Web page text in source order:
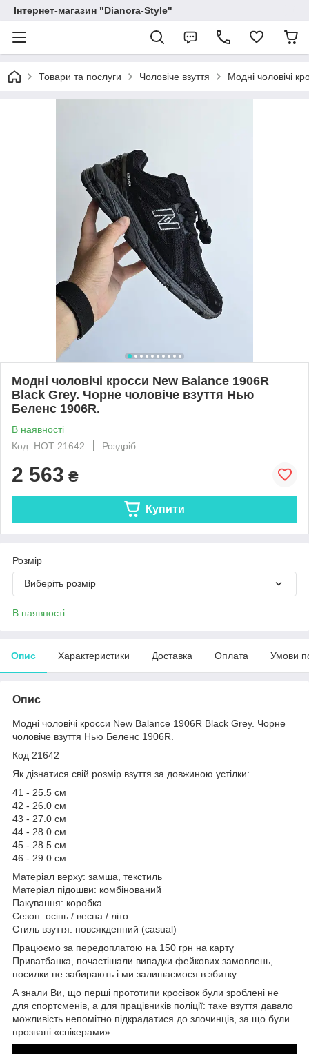
Інтернет-магазин "Dianora-Style"
Товари та послуги Чоловіче взуття Модні чоловічі
Модні чоловічі кросси New Balance 1906R
Black Grey. Чорне чоловіче взуття Нью
Беленс 1906R.
В наявності
Код: HOT 21642
Роздріб
2 563 ₴
Купити
Розмір
Виберіть розмір
В наявності
Опис Характеристики Доставка Оплата Умови
Опис
Модні чоловічі кросси New Balance 1906R Black Grey. Чорне
чоловіче взуття Нью Беленс 1906R.
Код 21642
Як дізнатися свій розмір взуття за довжиною устілки:
41 - 25.5 см
42 - 26.0 см
43 - 27.0 см
44 - 28.0 см
45 - 28.5 см
46 - 29.0 см
Матеріал верху: замша, текстиль
Матеріал підошви: комбінований
Пакування: коробка
Сезон: осінь / весна / літо
Стиль взуття: повсякденний (casual)
Працюємо за передоплатою на 150 грн на карту
Приватбанка, почастішали випадки фейкових замовлень,
посилки не забирають і ми залишаємося в збитку.
А знали Ви, що перші прототипи кросівок були зроблені не
для спортсменів, а для працівників поліції: таке взуття давало
можливість непомітно підкрадатися до злочинців, за що були
прозвані «снікерами».